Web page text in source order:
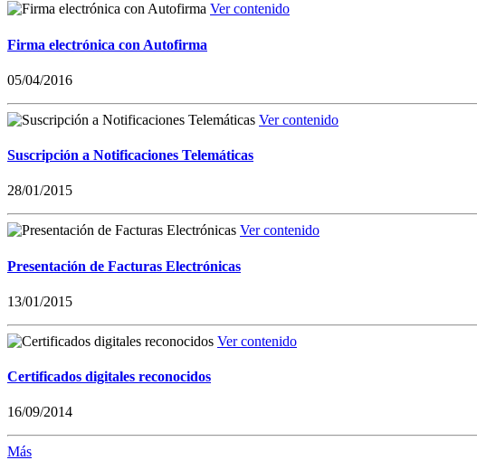
Ver contenido
Firma electrónica con Autofirma
05/04/2016
Ver contenido
Suscripción a Notificaciones Telemáticas
28/01/2015
Ver contenido
Presentación de Facturas Electrónicas
13/01/2015
Ver contenido
Certificados digitales reconocidos
16/09/2014
Más